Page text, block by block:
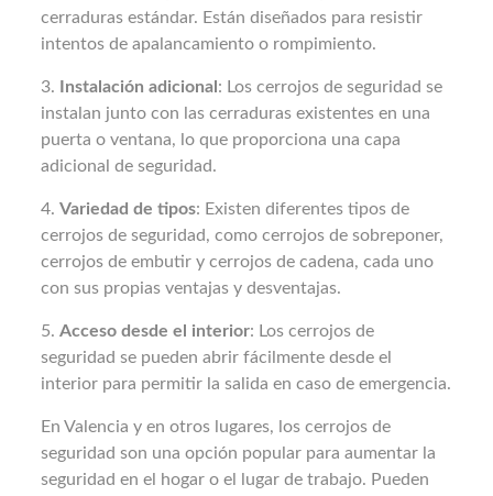
cerraduras estándar. Están diseñados para resistir
intentos de apalancamiento o rompimiento.
3. Instalación adicional : Los cerrojos de seguridad se
instalan junto con las cerraduras existentes en una
puerta o ventana, lo que proporciona una capa
adicional de seguridad.
4.Variedad de tipos: Existen diferentes tipos de
cerrojos de seguridad, como cerrojos de sobreponer,
cerrojos de embutir y cerrojos de cadena, cada uno
con sus propias ventajas y desventajas.
5.Acceso desde el interior: Los cerrojos de
seguridad se pueden abrir fácilmente desde el
interior para permitir la salida en caso de emergencia.
En Valencia y en otros lugares, los cerrojos de
seguridad son una opción popular para aumentar la
seguridad en el hogar o el lugar de trabajo. Pueden